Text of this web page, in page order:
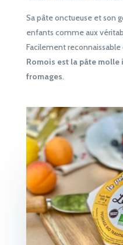
Sa pâte onctueuse et son
enfants comme aux
Facilement
Romois est la pâte
fromages.